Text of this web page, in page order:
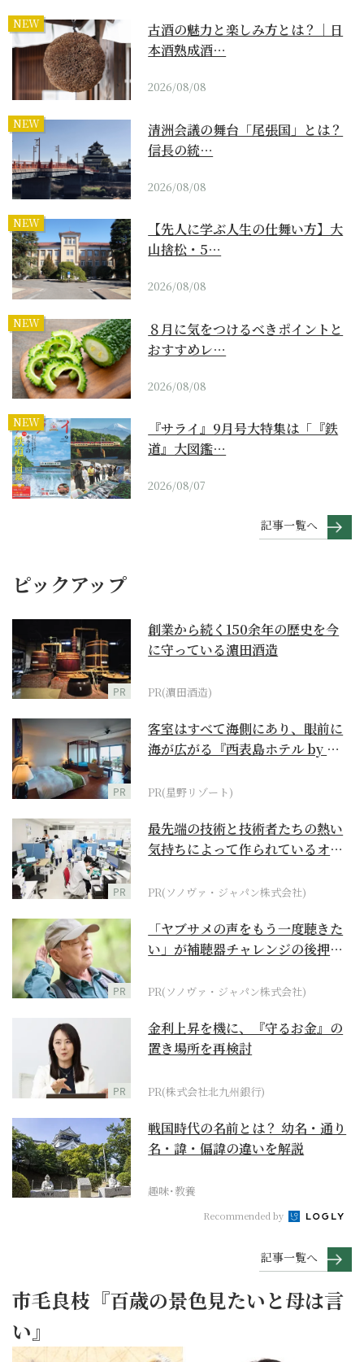
NEW
古酒の魅力と楽しみ方とは？｜日
本酒熟成酒…
2026/08/08
NEW
清洲会議の舞台「尾張国」とは？
信長の統…
2026/08/08
NEW
【先人に学ぶ人生の仕舞い方】大
山捨松・5…
2026/08/08
NEW
８月に気をつけるべきポイントと
おすすめレ…
2026/08/08
NEW
『サライ』9月号大特集は「『鉄
道』大図鑑…
2026/08/07
記事一覧へ
ピックアップ
PR
創業から続く150余年の歴史を今
に守っている濵田酒造
PR(濵田酒造)
PR
客室はすべて海側にあり、眼前に
海が広がる『西表島ホテル by 星
PR(星野リゾート)
PR
最先端の技術と技術者たちの熱い
気持ちによって作られているオー
PR(ソノヴァ・ジャパン株式会社)
PR
「ヤブサメの声をもう一度聴きた
い」が補聴器チャレンジの後押し
PR(ソノヴァ・ジャパン株式会社)
PR
金利上昇を機に、『守るお金』の
置き場所を再検討
PR(株式会社北九州銀行)
戦国時代の名前とは？ 幼名・通り
名・諱・偏諱の違いを解説
趣味･教養
Recommended by
記事一覧へ
市毛良枝『百歳の景色見たいと母は言
い』